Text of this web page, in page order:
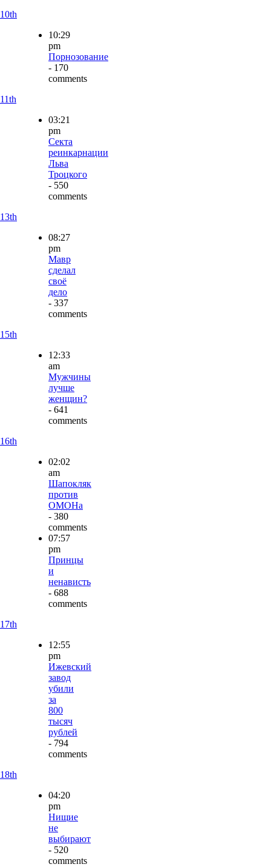
10th
10:29
pm
Порнозование
- 170
comments
11th
03:21
pm
Секта
реинкарнации
Льва
Троцкого
- 550
comments
13th
08:27
pm
Мавр
сделал
своё
дело
- 337
comments
15th
12:33
am
Мужчины
лучше
женщин?
- 641
comments
16th
02:02
am
Шапокляк
против
ОМОНа
- 380
comments
07:57
pm
Принцы
и
ненависть
- 688
comments
17th
12:55
pm
Ижевский
завод
убили
за
800
тысяч
рублей
- 794
comments
18th
04:20
pm
Нищие
не
выбирают
- 520
comments